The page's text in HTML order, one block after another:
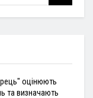
оцінюють
та визначають